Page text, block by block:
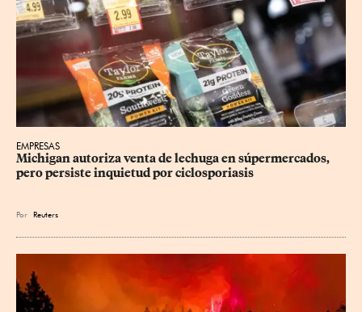
EMPRESAS
Michigan autoriza venta de lechuga en súpermercados,
pero persiste inquietud por ciclosporiasis
Por Reuters